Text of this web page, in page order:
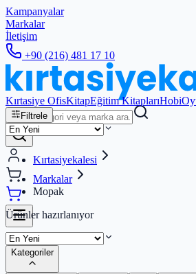
Kampanyalar
Markalar
İletişim
+90 (216) 481 17 10
Kırtasiye OfisKitapEğitim KitaplarıHobi
Filtrele
Kırtasiyekalesi
Markalar
Mopak
Ürünler hazırlanıyor
Kategoriler